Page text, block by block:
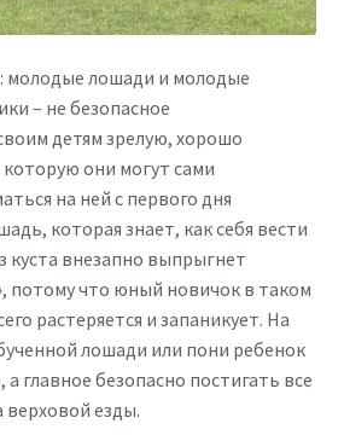
молодые лошади и молодые
– не безопасное
детям зрелую, хорошо
они могут сами
на ней с первого дня
которая знает, как себя вести
куста внезапно выпрыгнет
потому что юный новичок в таком
растеряется и запаникует. На
лошади или пони ребенок
главное безопасно постигать все
верховой езды.